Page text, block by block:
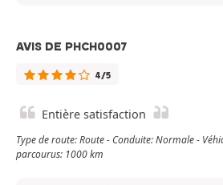
AVIS DE PHCH0007
4/5
Entière satisfaction
Type de route: Route - Conduite: Normale -
parcourus: 1000 km